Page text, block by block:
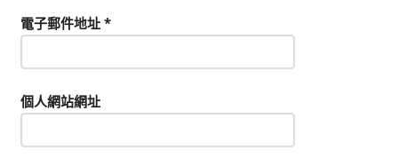
電子郵件地址 *
個人網站網址